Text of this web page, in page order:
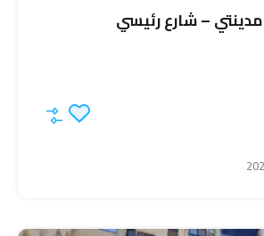
– شارع رئيسي